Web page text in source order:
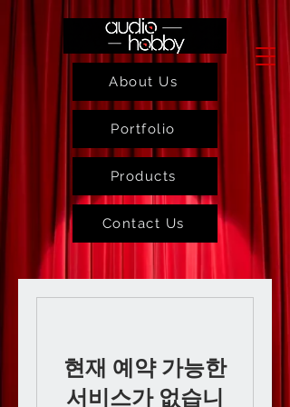
About Us
Portfolio
Products
Contact Us
현재 예약 가능한
서비스가 없습니